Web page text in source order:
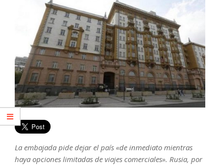
La embajada pide dejar el país «de inmediato mientras
haya opciones limitadas de viajes comerciales». Rusia, por